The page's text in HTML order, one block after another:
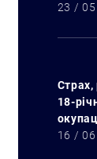
23 /
Страх,
18-
16 /